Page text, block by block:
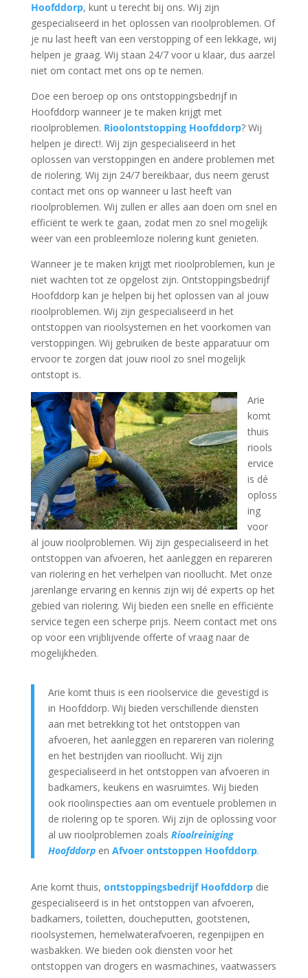
Hoofddorp, kunt u terecht bij ons. Wij zijn
gespecialiseerd in het oplossen van rioolproblemen. Of
je nu last heeft van een verstopping of een lekkage, wij
helpen je graag. Wij staan 24/7 voor u klaar, dus aarzel
niet om contact met ons op te nemen.
Doe een beroep op ons ontstoppingsbedrijf in
Hoofddorp wanneer je te maken krijgt met
rioolproblemen. Rioolontstopping Hoofddorp? Wij
helpen je direct!. Wij zijn gespecialiseerd in het
oplossen van verstoppingen en andere problemen met
de riolering. Wij zijn 24/7 bereikbaar, dus neem gerust
contact met ons op wanneer u last heeft van
rioolproblemen. Wij zullen er alles aan doen om snel en
efficiënt te werk te gaan, zodat men zo snel mogelijk
weer van een probleemloze riolering kunt genieten.
Wanneer je te maken krijgt met rioolproblemen, kun je
niet wachten tot ze opgelost zijn. Ontstoppingsbedrijf
Hoofddorp kan je helpen bij het oplossen van al jouw
rioolproblemen. Wij zijn gespecialiseerd in het
ontstoppen van rioolsystemen en het voorkomen van
verstoppingen. Wij gebruiken de beste apparatuur om
ervoor te zorgen dat jouw riool zo snel mogelijk
ontstopt is.
Arie
komt
thuis
riools
ervice
is dé
oploss
ing
voor
al jouw rioolproblemen. Wij zijn gespecialiseerd in het
ontstoppen van afvoeren, het aanleggen en repareren
van riolering en het verhelpen van rioollucht. Met onze
jarenlange ervaring en kennis zijn wij dé experts op het
gebied van riolering. Wij bieden een snelle en efficiënte
service tegen een scherpe prijs. Neem contact met ons
op voor een vrijblijvende offerte of vraag naar de
mogelijkheden.
Arie komt thuis is een rioolservice die gevestigd is
in Hoofddorp. Wij bieden verschillende diensten
aan met betrekking tot het ontstoppen van
afvoeren, het aanleggen en repareren van riolering
en het bestrijden van rioollucht. Wij zijn
gespecialiseerd in het ontstoppen van afvoeren in
badkamers, keukens en wasruimtes. Wij bieden
ook rioolinspecties aan om eventuele problemen in
de riolering op te sporen. Wij zijn de oplossing voor
al uw rioolproblemen zoals Rioolreiniging
Hoofddorp en Afvoer ontstoppen Hoofddorp.
Arie komt thuis, ontstoppingsbedrijf Hoofddorpdie
gespecialiseerd is in het ontstoppen van afvoeren,
badkamers, toiletten, doucheputten, gootstenen,
rioolsystemen, hemelwaterafvoeren, regenpijpen en
wasbakken. We bieden ook diensten voor het
ontstoppen van drogers en wasmachines, vaatwassers